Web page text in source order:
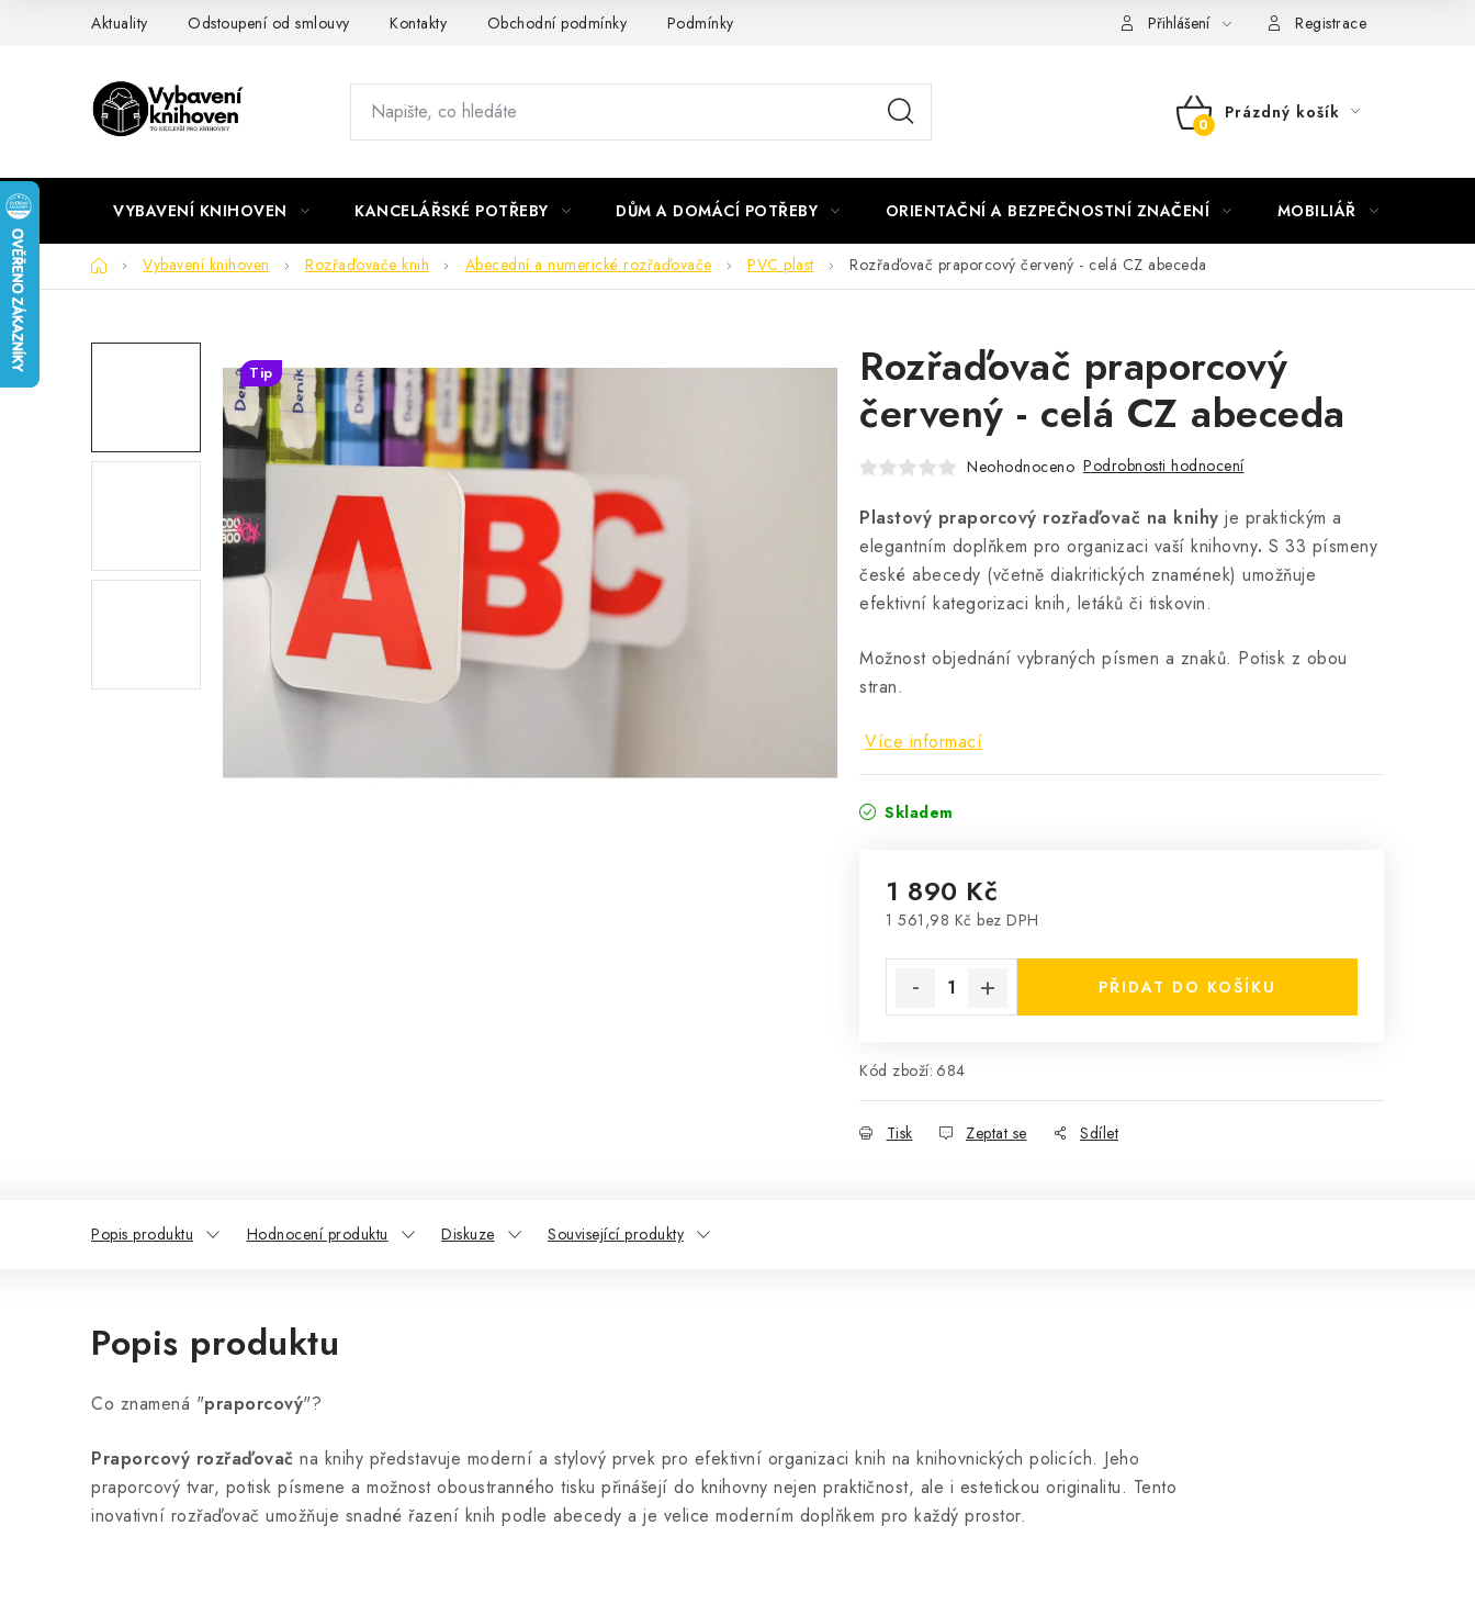
Aktuality Odstoupení od smlouvy Kontakty Obchodní podmínky Podmínky ochrany osobních údajů Nepřebraná dobírka
Přihlášení Registrace
NÁKUPNÍ
Prázdný košík
VYBAVENÍ KNIHOVEN KANCELÁŘSKÉ POTŘEBY DŮM A DOMÁCÍ POTŘEBY ORIENTAČNÍ A BEZPEČNOSTNÍ ZNAČENÍ MOBILIÁŘ
DomůVybavení knihoven Rozřaďovače knih Abecední a numerické rozřaďovače PVC plast Rozřaďovač praporcový červený - celá CZ abeceda
Rozřaďovač praporcový
červený - celá CZ abeceda
Neohodnoceno Podrobnosti hodnocení
Plastový praporcový rozřaďovač na knihy je praktickým a
elegantním doplňkem pro organizaci vaší knihovny. S 33 písmeny
české abecedy (včetně diakritických znamének) umožňuje
efektivní kategorizaci knih, letáků či tiskovin.
Možnost objednání vybraných písmen a znaků. Potisk z obou
stran.
Více informací
Skladem
1 890 Kč
1 561,98 Kč bez DPH
PŘIDAT DO KOŠÍKU
Kód zboží: 684
Tisk Zeptat se Sdílet
Tip
Popis produktu Hodnocení produktu Diskuze Související produkty
Popis produktu
Co znamená "praporcový"?
Praporcový rozřaďovač na knihy představuje moderní a stylový prvek pro efektivní organizaci knih na knihovnických policích. Jeho
praporcový tvar, potisk písmene a možnost oboustranného tisku přinášejí do knihovny nejen praktičnost, ale i estetickou originalitu. Tento
inovativní rozřaďovač umožňuje snadné řazení knih podle abecedy a je velice moderním doplňkem pro každý prostor.